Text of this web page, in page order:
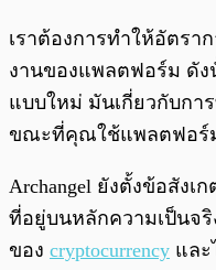
เราต้องการทำให้อัตรา
งานของแพลตฟอร์ม ดั
แบบใหม่ มันเกี่ยวกับกา
ขณะที่คุณใช้แพลตฟอร์
Archangel ยังตั้งข้อสังเ
ที่อยู่บนหลักความเป็นจริ
ของ cryptocurrency และ